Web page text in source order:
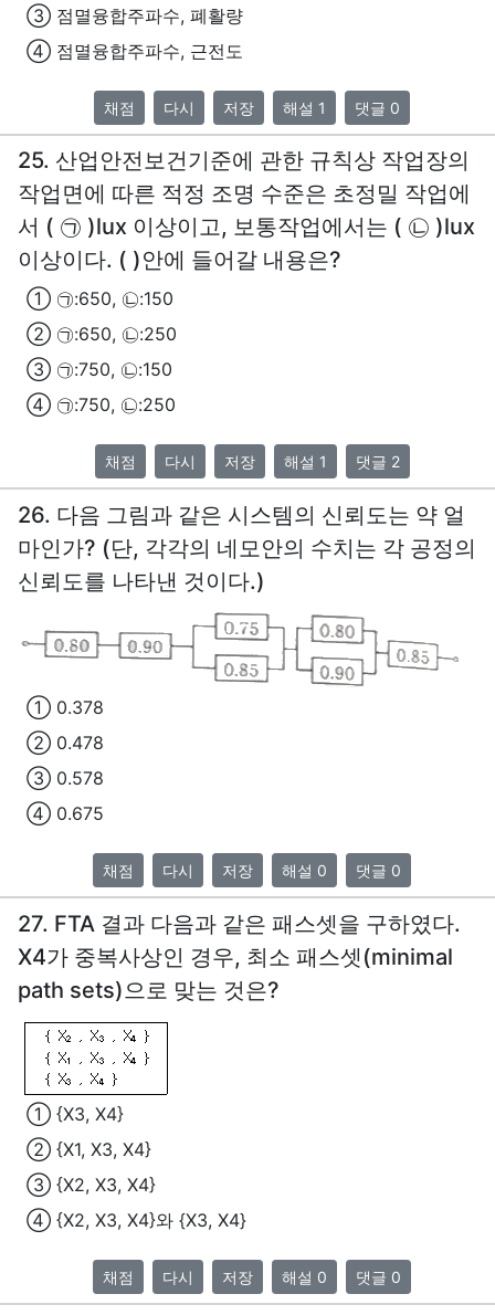
③ 점멸융합주파수, 폐활량
④ 점멸융합주파수, 근전도
채점 다시 저장 해설 1 댓글 0
25. 산업안전보건기준에 관한 규칙상 작업장의
작업면에 따른 적정 조명 수준은 초정밀 작업에
서 ( ㉠ )lux 이상이고, 보통작업에서는 ( ㉡ )lux
이상이다. ( )안에 들어갈 내용은?
① ㉠:650, ㉡:150
② ㉠:650, ㉡:250
③ ㉠:750, ㉡:150
④ ㉠:750, ㉡:250
채점 다시 저장 해설 1 댓글 2
26. 다음 그림과 같은 시스템의 신뢰도는 약 얼
마인가? (단, 각각의 네모안의 수치는 각 공정의
신뢰도를 나타낸 것이다.)
① 0.378
② 0.478
③ 0.578
④ 0.675
채점 다시 저장 해설 0 댓글 0
27. FTA 결과 다음과 같은 패스셋을 구하였다.
X4가 중복사상인 경우, 최소 패스셋(minimal
path sets)으로 맞는 것은?
① {X3, X4}
② {X1, X3, X4}
③ {X2, X3, X4}
④ {X2, X3, X4}와 {X3, X4}
채점 다시 저장 해설 0 댓글 0